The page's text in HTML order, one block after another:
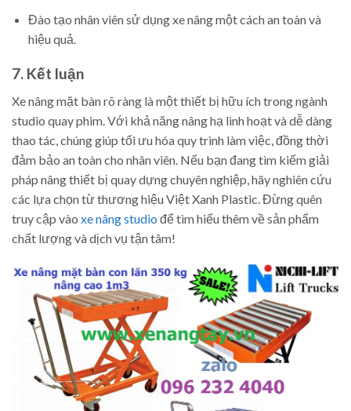
Đào tạo nhân viên sử dụng xe nâng một cách an toàn và
hiệu quả.
7. Kết luận
Xe nâng mặt bàn rõ ràng là một thiết bị hữu ích trong ngành
studio quay phim. Với khả năng nâng hạ linh hoạt và dễ dàng
thao tác, chúng giúp tối ưu hóa quy trình làm việc, đồng thời
đảm bảo an toàn cho nhân viên. Nếu bạn đang tìm kiếm giải
pháp nâng thiết bị quay dựng chuyên nghiệp, hãy nghiên cứu
các lựa chọn từ thương hiệu Việt Xanh Plastic. Đừng quên
truy cập vào xe nâng studio để tìm hiểu thêm về sản phẩm
chất lượng và dịch vụ tận tâm!